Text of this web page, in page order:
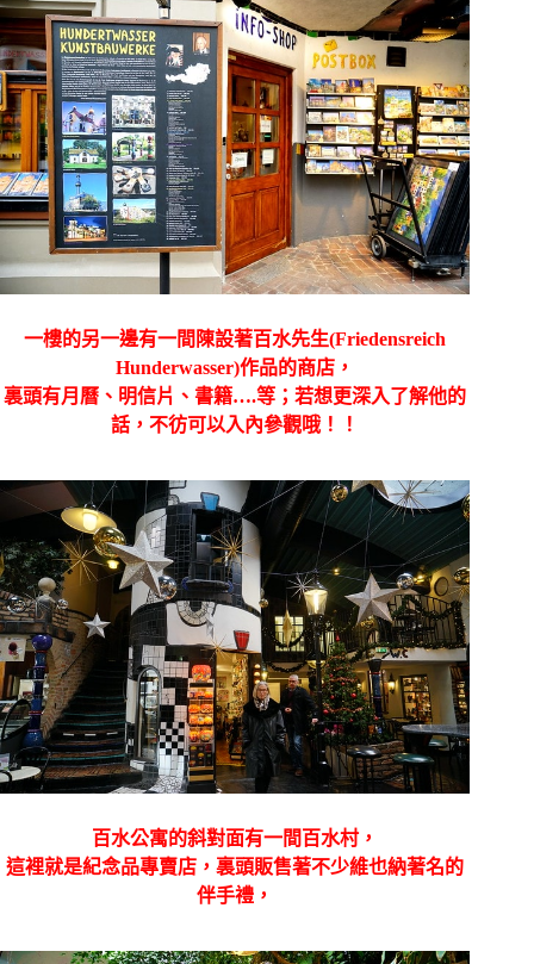
一樓的另一邊有一間陳設著百水先生(Friedensreich
Hunderwasser)作品的商店，
裏頭有月曆、明信片、書籍….等；若想更深入了解他的
話，不彷可以入內參觀哦！！
百水公寓的斜對面有一間百水村，
這裡就是紀念品專賣店，裏頭販售著不少維也納著名的
伴手禮，